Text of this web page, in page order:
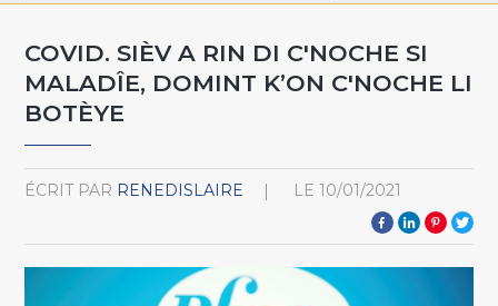
COVID. SIÈV A RIN DI C'NOCHE SI
MALADÎE, DOMINT K’ON C'NOCHE LI
BOTÈYE
ÉCRIT PAR RENEDISLAIRE LE 10/01/2021